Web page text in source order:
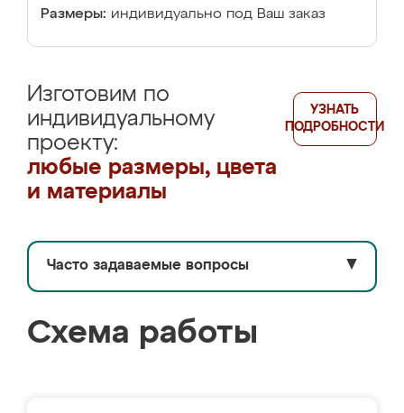
Размеры: индивидуально под Ваш заказ
Изготовим по
индивидуальному
проекту:
любые размеры, цвета
и материалы
УЗНАТЬ
ПОДРОБНОСТИ
Часто задаваемые вопросы ▼
Схема работы